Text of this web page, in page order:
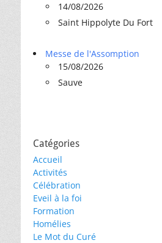
14/08/2026
Saint Hippolyte Du Fort
Messe de l'Assomption
15/08/2026
Sauve
Catégories
Accueil
Activités
Célébration
Eveil à la foi
Formation
Homélies
Le Mot du Curé